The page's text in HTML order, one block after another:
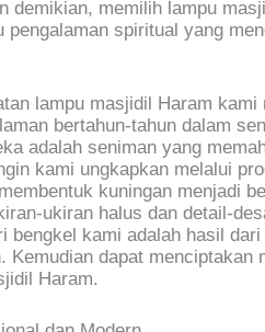
demikian, memilih lampu
pengalaman spiritual yang
lampu masjidil Haram
bertahun-tahun dalam
adalah seniman yang
kami ungkapkan melalui
kuningan menjadi
ukiran halus dan detail-
bengkel kami adalah hasil
Kemudian dapat menciptakan
Haram.